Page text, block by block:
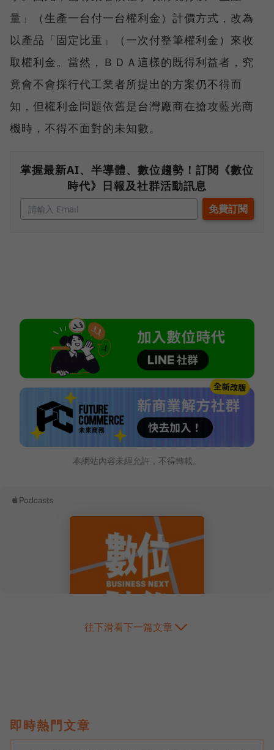
量」（生產一台付一台權利金）計價方式，改為
以產品「固定比重」（一次付整筆權利金）來收
取權利金。當然，ＢＤＡ這樣的既得利益者，究
竟會不會採行代工業者所提出的方案仍不得而
知，但權利金問題依舊是台灣廠商在搶攻藍光商
機時，不得不面對的未知數。
掌握最新AI、半導體、數位趨勢！訂閱《數位
時代》日報及社群活動訊息
本網站內容未經允許，不得轉載。
往下滑看下一篇文章
即時熱門文章